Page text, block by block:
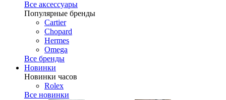
Все аксессуары
Популярные бренды
Cartier
Chopard
Hermes
Omega
Все бренды
Новинки
Новинки часов
Rolex
Все новинки